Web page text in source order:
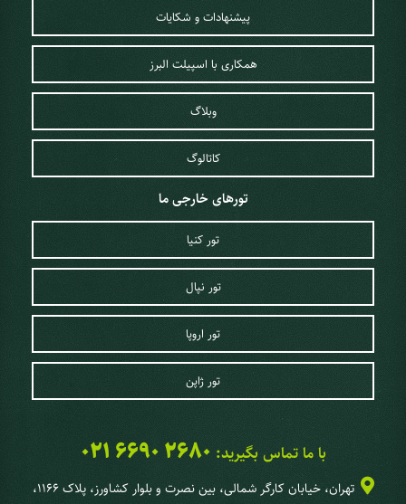
پیشنهادات و شکایات
همکاری با اسپیلت البرز
وبلاگ
کاتالوگ
تورهای خارجی ما
تور کنیا
تور نپال
تور اروپا
تور ژاپن
با ما تماس بگیرید: 021 6690 2680
تهران، خیابان کارگر شمالی، بین نصرت و بلوار کشاورز، پلاک 1166،